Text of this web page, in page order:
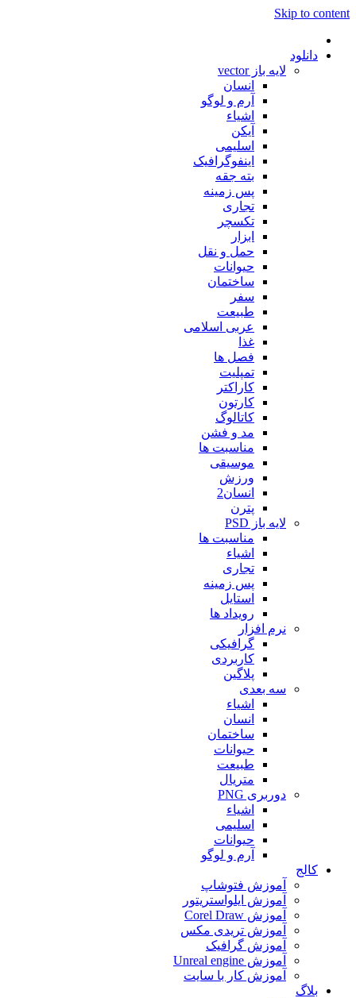
Skip to content
دانلود
لایه باز vector
انسان
آرم و لوگو
اشیاء
آیکن
اسلیمی
اینفوگرافیک
بته جقه
پس زمینه
تجاری
تکسچر
ابزار
حمل و نقل
حیوانات
ساختمان
سفر
طبیعت
عربی اسلامی
غذا
فصل ها
تمپلیت
کاراکتر
کارتون
کاتالوگ
مد و فشن
مناسبت ها
موسیقی
ورزش
انسان2
پترن
لایه باز PSD
مناسبت ها
اشیاء
تجاری
پس زمینه
استایل
رویداد ها
نرم افزار
گرافیکی
کاربردی
پلاگین
سه بعدی
اشیاء
انسان
ساختمان
حیوانات
طبیعت
متریال
دوربری PNG
اشیاء
اسلیمی
حیوانات
آرم و لوگو
کالج
آموزش فتوشاپ
آموزش ایلواستریتور
آموزش Corel Draw
آموزش تریدی مکس
آموزش گرافیک
آموزش Unreal engine
آموزش کار با سایت
بلاگ